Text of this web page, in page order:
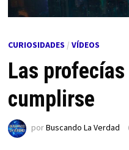
CURIOSIDADES / VÍDEOS
Las
cumplirse
porBuscando La Verdad